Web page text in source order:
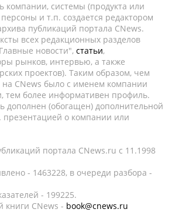
системы (продукта или
персоны и т.п. создается редактором
публикаций портала CNews.
всех редакционных разделов
новости", статьи,
рынков, интервью, а также
проектов). Таким образом, чем
CNews было с именем компании
тем более информативен профиль.
дополнен (обогащен) дополнительной
о компании или
портала CNews.ru c 11.1998
- 1463228, в очереди разбора -
- 199225.
книги CNews - book@cnews.ru